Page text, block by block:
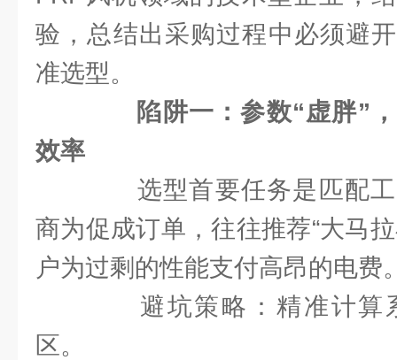
验，总结出采购过程中必须避
准选型。
陷阱一：参数“虚胖”
效率
选型首要任务是匹配工
商为促成订单，往往推荐“大马
户为过剩的性能支付高昂的电费
避坑策略：精准计算
区。